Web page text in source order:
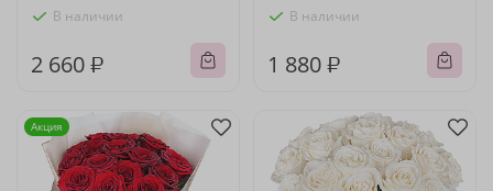
В наличии
2 660 ₽
В наличии
1 880 ₽
Акция